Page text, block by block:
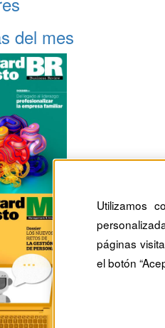
del mes
Utilizamos
páginas
el botón